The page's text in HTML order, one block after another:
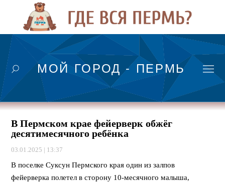
МОЙ ГОРОД - ПЕРМЬ
В Пермском крае фейерверк обжёг
десятимесячного ребёнка
03.01.2025 | 13:37
В поселке Суксун Пермского края один из залпов
фейерверка полетел в сторону 10-месячного малыша,